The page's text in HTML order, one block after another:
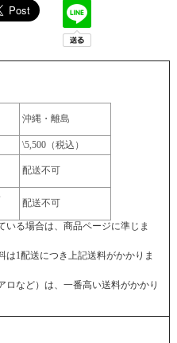
沖縄・離島
\5,500（税込）
配送不可
配送不可
る場合は、商品ページに準じま
1配送につき上記送料がかかりま
など）は、一番高い送料がかかり